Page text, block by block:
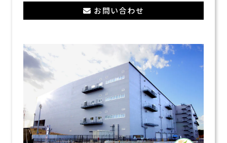
お問い合わせ